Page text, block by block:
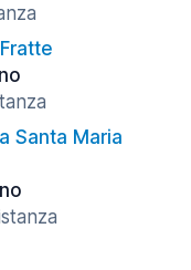
Santa Maria